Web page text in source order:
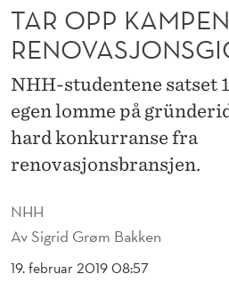
P
E
N
M
O
R
E
NHH
AvSigrid Grøm Bakken
19. februar 2019 08:57
TAR OPP
NHH-studentene satset
egen lomme på
hard konkurranse fra
renovasjonsbransjen.